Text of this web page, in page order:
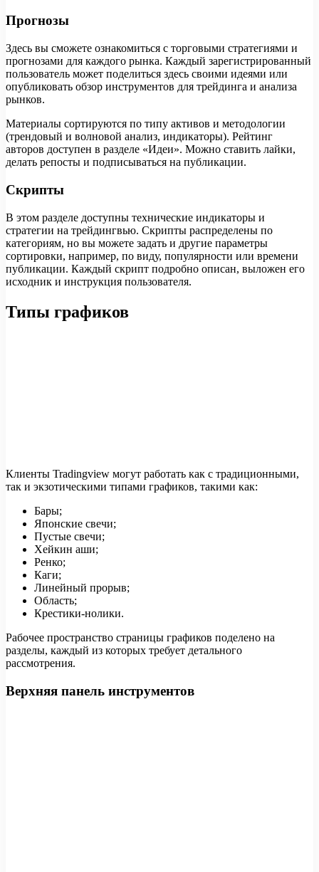
Прогнозы
Здесь вы сможете ознакомиться с торговыми стратегиями и
прогнозами для каждого рынка. Каждый зарегистрированный
пользователь может поделиться здесь своими идеями или
опубликовать обзор инструментов для трейдинга и анализа
рынков.
Материалы сортируются по типу активов и методологии
(трендовый и волновой анализ, индикаторы). Рейтинг
авторов доступен в разделе «Идеи». Можно ставить лайки,
делать репосты и подписываться на публикации.
Скрипты
В этом разделе доступны технические индикаторы и
стратегии на трейдингвью. Скрипты распределены по
категориям, но вы можете задать и другие параметры
сортировки, например, по виду, популярности или времени
публикации. Каждый скрипт подробно описан, выложен его
исходник и инструкция пользователя.
Типы графиков
Клиенты Tradingview могут работать как с традиционными,
так и экзотическими типами графиков, такими как:
Бары;
Японские свечи;
Пустые свечи;
Хейкин аши;
Ренко;
Каги;
Линейный прорыв;
Область;
Крестики-нолики.
Рабочее пространство страницы графиков поделено на
разделы, каждый из которых требует детального
рассмотрения.
Верхняя панель инструментов